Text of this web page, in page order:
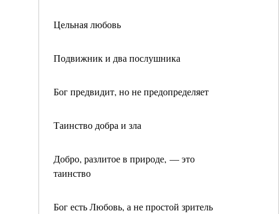
Цельная любовь
Подвижник и два послушника
Бог предвидит, но не предопределяет
Таинство добра и зла
Добро, разлитое в природе, — это
таинство
Бог есть Любовь, а не простой зритель